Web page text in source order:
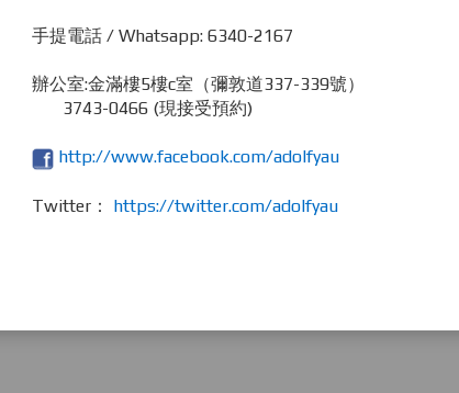
手提電話 / Whatsapp: 6340-2167
辦公室:金滿樓5樓c室（彌敦道337-339號）
3743-0466 (現接受預約)
http://www.facebook.com/adolfyau
Twitter： https://twitter.com/adolfyau